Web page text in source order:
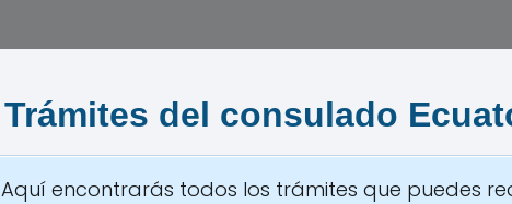
Trámites del consulado
Aquí encontrarás todos los trámites que puedes